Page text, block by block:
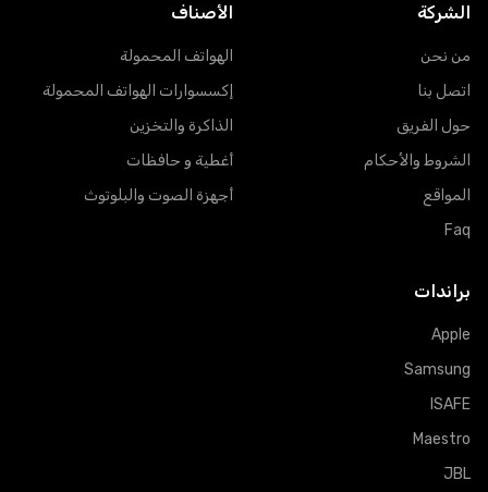
الشركة
من نحن
اتصل بنا
حول الفريق
الشروط والأحكام
المواقع
Faq
الأصناف
الهواتف المحمولة
إكسسوارات الهواتف المحمولة
الذاكرة والتخزين
أغطية و حافظات
أجهزة الصوت والبلوتوث
براندات
Apple
Samsung
ISAFE
Maestro
JBL